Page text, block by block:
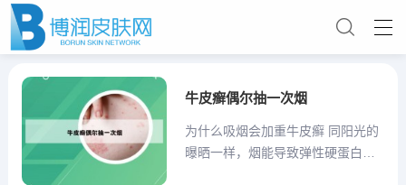
牛皮癣偶尔抽一次烟
为什么吸烟会加重牛皮癣 同阳光的
曝晒一样，烟能导致弹性硬蛋白和